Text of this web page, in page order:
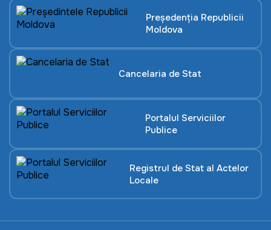
Președenția Republicii
Moldova
Cancelaria de Stat
Portalul Serviciilor
Publice
Registrul de Stat al Actelor
Locale